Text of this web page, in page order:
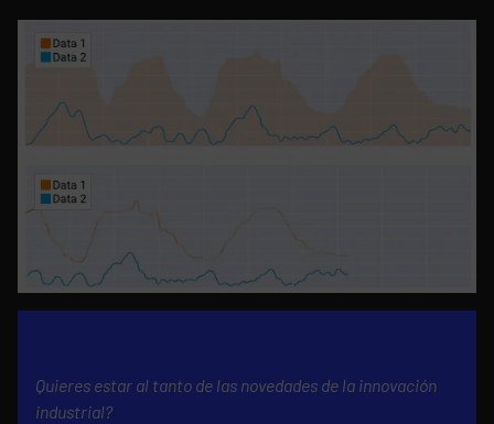
Quieres estar al tanto de las novedades de la innovación
industrial?